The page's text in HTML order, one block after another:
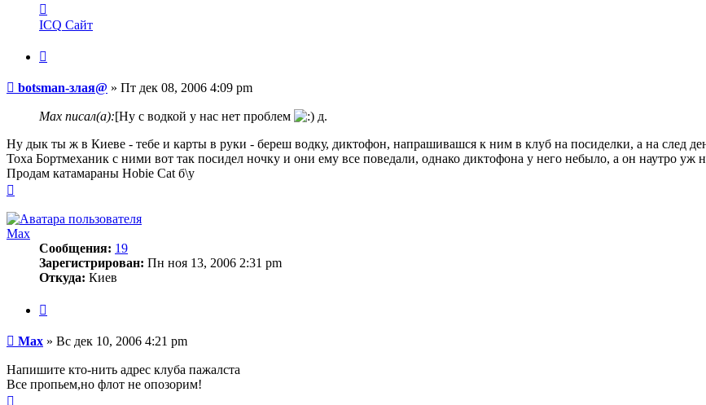
информация
пользователя
злая@
ICQ Сайт
Сообщение
botsman-злая@ » Пт дек 08, 2006 4:09 pm
Max писал(а):[Ну с водкой у нас нет проблем
д.
Ну дык ты ж в Киеве - тебе и карты в руки - береш водку, диктофон, напрашивашся к ним в клуб на посиделки, а на след
Тоха Бортмеханик с ними вот так посидел ночку и они ему все поведали, однако диктофона у него небыло, а он наутро уж
Продам катамараны Hobie Cat б\у
началу
Max
Сообщения: 19
Зарегистрирован: Пн ноя 13, 2006 2:31 pm
Откуда: Киев
Сообщение
Max » Вс дек 10, 2006 4:21 pm
Напишите кто-нить адрес клуба пажалста
Все пропьем,но флот не опозорим!